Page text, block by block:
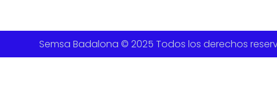
Semsa Badalona © 2025 Todos los derechos